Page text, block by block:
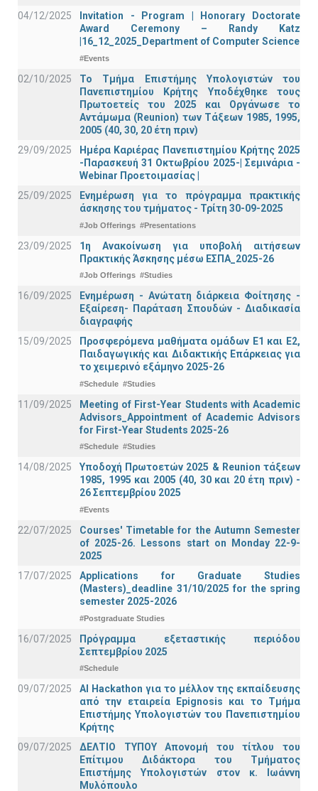
04/12/2025
Invitation - Program | Honorary Doctorate
Award Ceremony – Randy Katz
|16_12_2025_Department of Computer Science
#Events
02/10/2025
Το Τμήμα Επιστήμης Υπολογιστών του
Πανεπιστημίου Κρήτης Υποδέχθηκε τους
Πρωτοετείς του 2025 και Οργάνωσε το
Αντάμωμα (Reunion) των Τάξεων 1985, 1995,
2005 (40, 30, 20 έτη πριν)
29/09/2025
Ημέρα Καριέρας Πανεπιστημίου Κρήτης 2025
-Παρασκευή 31 Οκτωβρίου 2025-| Σεμινάρια -
Webinar Προετοιμασίας |
25/09/2025
Ενημέρωση για το πρόγραμμα πρακτικής
άσκησης του τμήματος - Τρίτη 30-09-2025
#Job Offerings #Presentations
23/09/2025
1η Ανακοίνωση για υποβολή αιτήσεων
Πρακτικής Άσκησης μέσω ΕΣΠΑ_2025-26
#Job Offerings #Studies
16/09/2025
Ενημέρωση - Ανώτατη διάρκεια Φοίτησης -
Εξαίρεση- Παράταση Σπουδών - Διαδικασία
διαγραφής
15/09/2025
Προσφερόμενα μαθήματα ομάδων Ε1 και Ε2,
Παιδαγωγικής και Διδακτικής Επάρκειας για
το χειμερινό εξάμηνο 2025-26
#Schedule #Studies
11/09/2025
Meeting of First-Year Students with Academic
Advisors_Appointment of Academic Advisors
for First-Year Students 2025-26
#Schedule #Studies
14/08/2025
Υποδοχή Πρωτοετών 2025 & Reunion τάξεων
1985, 1995 και 2005 (40, 30 και 20 έτη πριν) -
26 Σεπτεμβρίου 2025
#Events
22/07/2025
Courses' Timetable for the Autumn Semester
of 2025-26. Lessons start on Monday 22-9-
2025
17/07/2025
Applications for Graduate Studies
(Masters)_deadline 31/10/2025 for the spring
semester 2025-2026
#Postgraduate Studies
16/07/2025
Πρόγραμμα εξεταστικής περιόδου
Σεπτεμβρίου 2025
#Schedule
09/07/2025
AI Hackathon για το μέλλον της εκπαίδευσης
από την εταιρεία Epignosis και το Τμήμα
Επιστήμης Υπολογιστών του Πανεπιστημίου
Κρήτης
09/07/2025
ΔΕΛΤΙΟ ΤΥΠΟΥ Απονομή του τίτλου του
Επίτιμου Διδάκτορα του Τμήματος
Επιστήμης Υπολογιστών στον κ. Ιωάννη
Μυλόπουλο